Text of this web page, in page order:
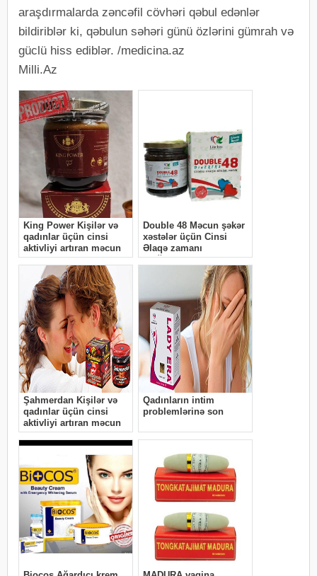
araşdırmalarda zəncəfil cövhəri qəbul edənlər
bildiriblər ki, qəbulun səhəri günü özlərini gümrah və
güclü hiss ediblər. /medicina.az
Milli.Az